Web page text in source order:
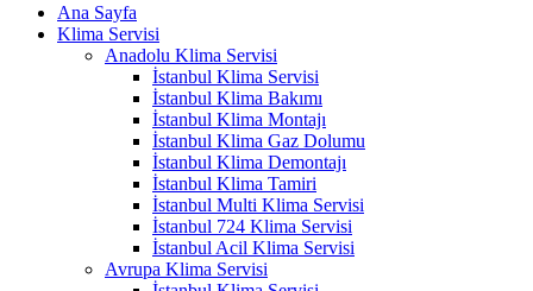
Ana Sayfa
Klima Servisi
Anadolu Klima Servisi
İstanbul Klima Servisi
İstanbul Klima Bakımı
İstanbul Klima Montajı
İstanbul Klima Gaz Dolumu
İstanbul Klima Demontajı
İstanbul Klima Tamiri
İstanbul Multi Klima Servisi
İstanbul 724 Klima Servisi
İstanbul Acil Klima Servisi
Avrupa Klima Servisi